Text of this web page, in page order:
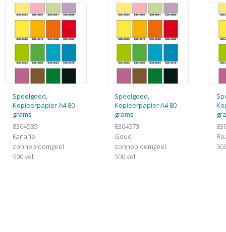
Speelgoed,
Kopieerpapier A4 80
grams
8304585
Kanarie-
zonnebloemgeel
500 vel
Speelgoed,
Kopieerpapier A4 80
grams
8304573
Goud-
zonnebloemgeel
500 vel